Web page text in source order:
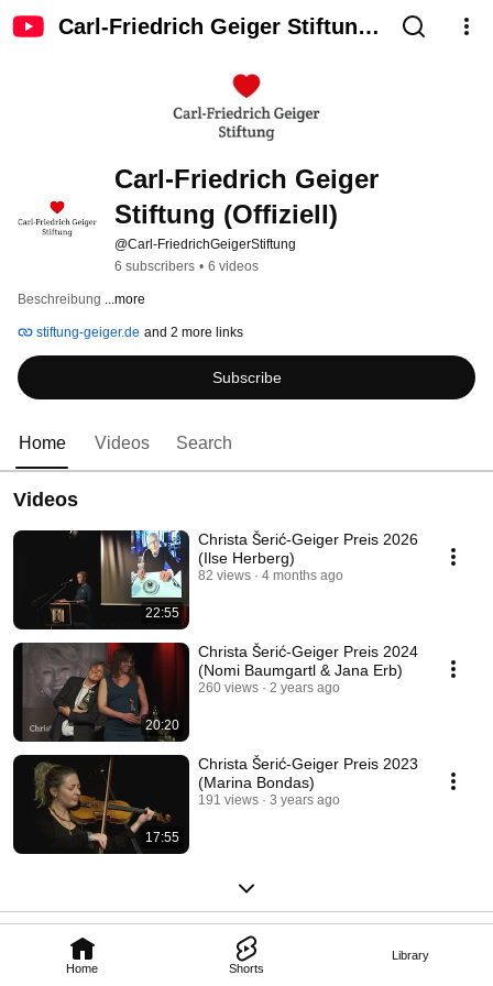
Carl-Friedrich Geiger Stiftung
Home Shorts
Library
Carl-Friedrich Geiger
Stiftung (Offiziell)
@Carl-FriedrichGeigerStiftung
6 subscribers • 6 videos
Beschreibung ...more
stiftung-geiger.de and 2 more links
Subscribe
Home Videos Search
Videos
22:55
Christa Šerić-Geiger Preis 2026
(Ilse Herberg)
82 views 4 months ago
20:20
Christa Šerić-Geiger Preis 2024
(Nomi Baumgartl & Jana Erb)
260 views 2 years ago
17:55
Christa Šerić-Geiger Preis 2023
(Marina Bondas)
191 views 3 years ago